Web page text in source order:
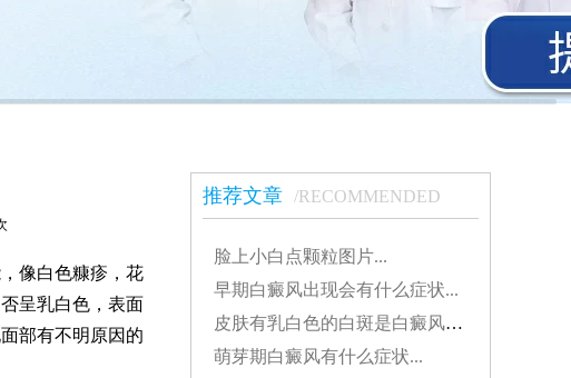
像白色糠疹，花
呈乳白色，表面
部有不明原因的
推荐文章 /RECOMMENDED
脸上小白点颗粒图片...
早期白癜风出现会有什么症状...
皮肤有乳白色的白斑是白癜风吗？...
萌芽期白癜风有什么症状...